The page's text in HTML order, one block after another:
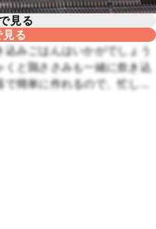
見る
る
込みごはんはいかがでしょう
と鶏ささみも一緒に炊き込
簡単に作れるので、忙しい